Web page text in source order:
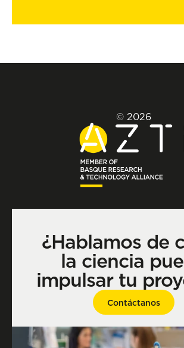
© 2026
¿Hablamos de
la ciencia
impulsar tu
Contáctanos